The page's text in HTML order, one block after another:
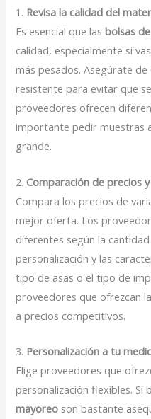
1. Revisa la calidad del
Es esencial que lasbolsas
calidad, especialmente si
más pesados. Asegúrate
resistente para evitar que
proveedores ofrecen
importante pedir muestras
grande.
2. Comparación de precios
Compara los precios de
mejor oferta. Los
diferentes según la
personalización y las
tipo de asas o el tipo de
proveedores que ofrezcan
a precios competitivos.
3. Personalización a tu
Elige proveedores que
personalización flexibles. Si
mayoreo son bastante